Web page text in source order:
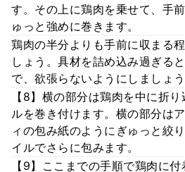
す。その上に鶏肉を乗せて、手
ゅっと強めに巻きます。
鶏肉の半分よりも手前に収まる
しょう。具材を詰め込み過ぎる
で、欲張らないようにしましょう
【8】横の部分は鶏肉を中に折
ルを巻き付けます。横の部分は
ィの包み紙のようにぎゅっと絞
イルでさらに包みます。
【9】ここまでの手順で鶏肉に